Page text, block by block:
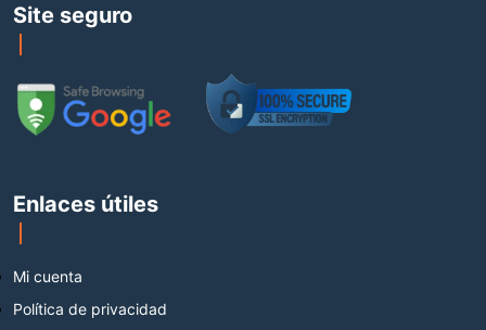
Site seguro
Enlaces útiles
Mi cuenta
Política de privacidad